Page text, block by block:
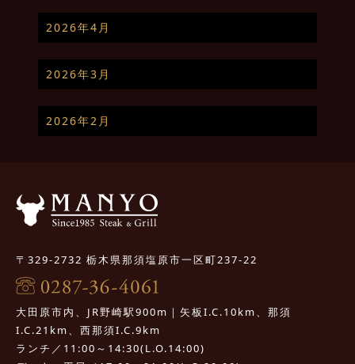
2026年4月
2026年3月
2026年2月
〒329-2732 栃木県那須塩原市一区町237-22
大田原市内、JR野崎駅900m｜矢板I.C.10km、那須
I.C.21km、西那須I.C.9km
ランチ／11:00～14:30(L.O.14:00)